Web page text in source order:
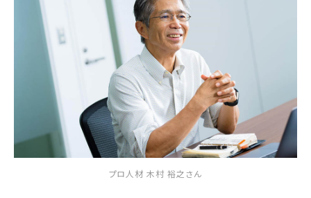
プロ人材 木村 裕之さん